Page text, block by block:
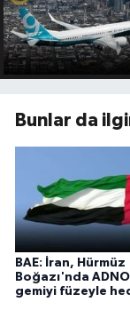
Bunlar da
BAE: İran, Hürmüz
Boğazı'nda
gemiyi füzeyle